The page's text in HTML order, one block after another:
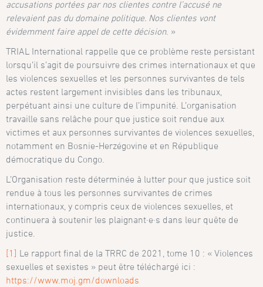
accusations portées par nos clientes contre l’accusé ne
relevaient pas du domaine politique. Nos clientes vont
évidemment faire appel de cette décision. »
TRIAL International rappelle que ce problème reste persistant
lorsqu’il s’agit de poursuivre des crimes internationaux et que
les violences sexuelles et les personnes survivantes de tels
actes restent largement invisibles dans les tribunaux,
perpétuant ainsi une culture de l’impunité. L’organisation
travaille sans relâche pour que justice soit rendue aux
victimes et aux personnes survivantes de violences sexuelles,
notamment en Bosnie-Herzégovine et en République
démocratique du Congo.
L’Organisation reste déterminée à lutter pour que justice soit
rendue à tous les personnes survivantes de crimes
internationaux, y compris ceux de violences sexuelles, et
continuera à soutenir les plaignant·e·s dans leur quête de
justice.
[1] Le rapport final de la TRRC de 2021, tome 10 : « Violences
sexuelles et sexistes » peut être téléchargé ici :
https://www.moj.gm/downloads